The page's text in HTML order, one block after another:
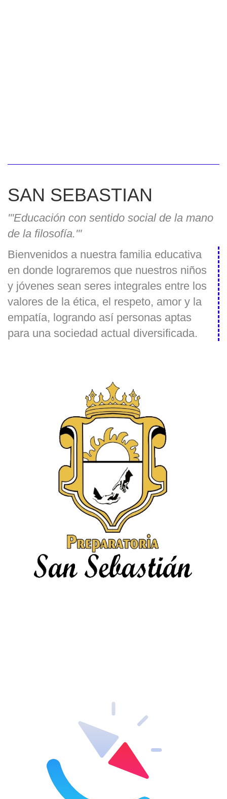
SAN SEBASTIAN
'''Educación con sentido social de la mano
de la filosofía.'''
Bienvenidos a nuestra familia educativa
en donde lograremos que nuestros niños
y jóvenes sean seres integrales entre los
valores de la ética, el respeto, amor y la
empatía, logrando así personas aptas